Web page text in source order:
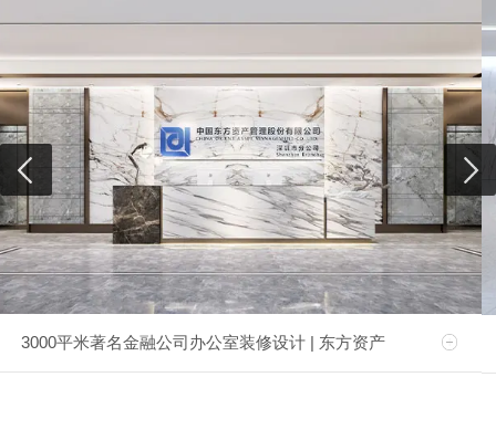
3000平米著名金融公司办公室装修设计 | 东方资产